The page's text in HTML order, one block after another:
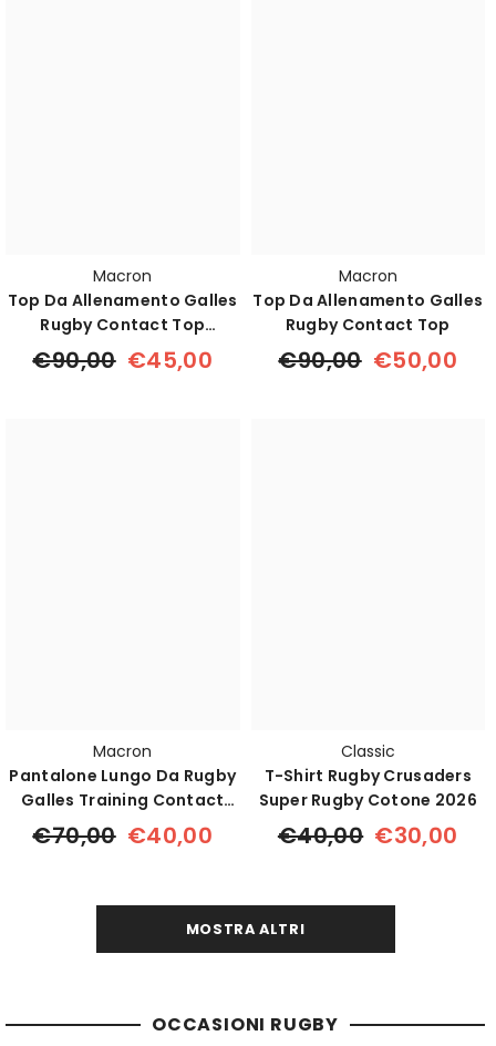
Macron
Top Da Allenamento Galles
Rugby Contact Top
Vodafone
€90,00 €45,00
Macron
Top Da Allenamento Galles
Rugby Contact Top
€90,00 €50,00
Macron
Pantalone Lungo Da Rugby
Galles Training Contact
2025
€70,00 €40,00
Classic
T-Shirt Rugby Crusaders
Super Rugby Cotone 2026
€40,00 €30,00
MOSTRA ALTRI
OCCASIONI RUGBY